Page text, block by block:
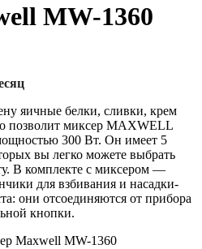
MW-1360
яичные белки, сливки, крем
позволит миксер MAXWELL
300 Вт. Он имеет 5
вы легко можете выбрать
В комплекте с миксером —
для взбивания и насадки-
они отсоединяются от прибора
кнопки.
Maxwell MW-1360